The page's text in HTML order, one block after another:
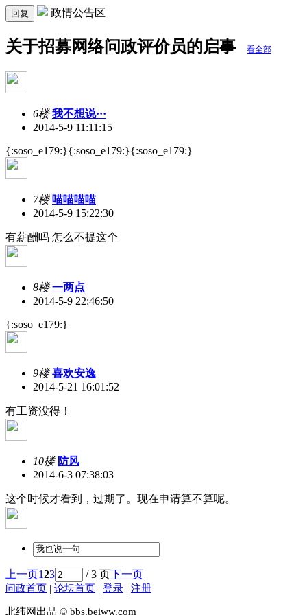
回复 政情公告区
关于招募网络问政评价员的启事 看全部
6楼 我不想说···
2014-5-9 11:11:15
{:soso_e179:}{:soso_e179:}{:soso_e179:}
7楼 喵喵喵喵
2014-5-9 15:22:30
有薪酬吗 怎么不提这个
8楼 一两点
2014-5-9 22:46:50
{:soso_e179:}
9楼 喜欢安逸
2014-5-21 16:01:52
有工资没得！
10楼 防风
2014-6-3 07:38:03
这个时候才看到，过期了。现在申请算不算呢。
上一页123 / 3 页下一页
问政首页 | 论坛首页 | 登录 | 注册
北纬网出品 © bbs.beiww.com